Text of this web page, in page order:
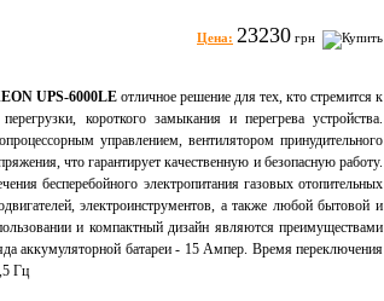
Цена: 23230 грн
UPS-6000LE отличное решение для тех, кто стремится к
короткого замыкания и перегрева устройства.
управлением, вентилятором принудительного
что гарантирует качественную и безопасную работу.
бесперебойного электропитания газовых отопительных
электроинструментов, а также любой бытовой и
и компактный дизайн являются преимуществами
аккумуляторной батареи - 15 Ампер. Время переключения
Гц